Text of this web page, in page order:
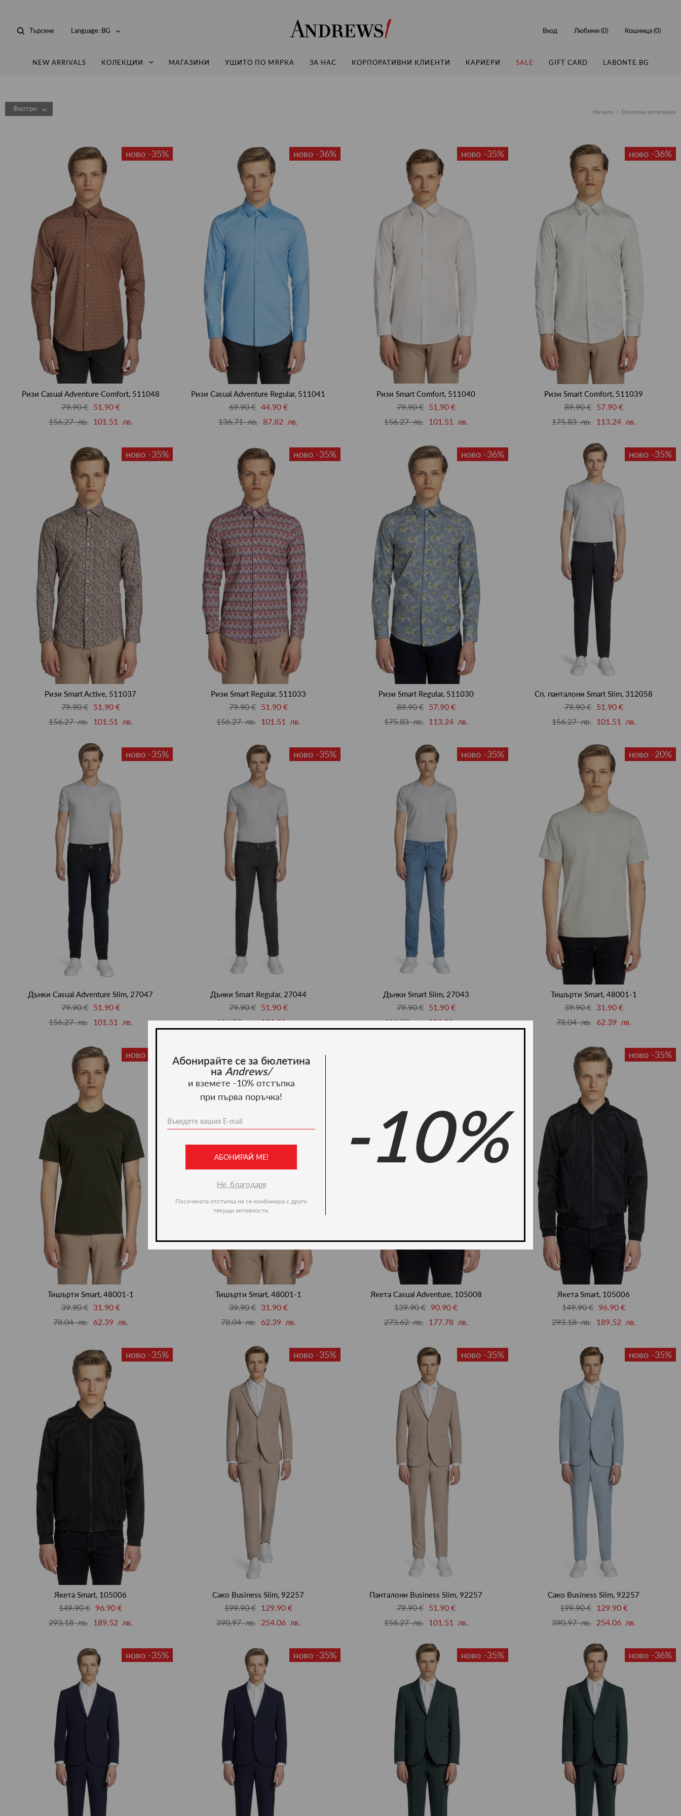
Andrews
Търсене Language: BG
NEW ARRIVALS КОЛЕКЦИИ МАГАЗИНИ УШИТО ПО МЯРКА ЗА НАС КОРПОРАТИВНИ КЛИЕНТИ КАРИЕРИ SALE GIFT CARD LABONTE.BG
Вход Любими (0) Кошница (0)
Филтри Начало Основна категория
ново -35%
Ризи Casual Adventure Comfort, 511048
79.90 €
51.90 €
156.27 лв.
101.51 лв.
ново -36%
Ризи Casual Adventure Regular, 511041
69.90 € 44.90 €
136.71 лв. 87.82 лв.
ново -35%
Ризи Smart Comfort, 511040
79.90 €
51.90 €
156.27 лв.
101.51 лв.
ново -36%
Ризи Smart Comfort, 511039
89.90 €
57.90 €
175.83 лв.
113.24 лв.
ново -35%
Ризи Smart Active, 511037
79.90 €
51.90 €
156.27 лв.
101.51 лв.
ново -35%
Ризи Smart Regular, 511033
79.90 €
51.90 €
156.27 лв.
101.51 лв.
ново -36%
Ризи Smart Regular, 511030
89.90 €
57.90 €
175.83 лв.
113.24 лв.
ново -35%
Сп. панталони Smart Slim, 312058
79.90 €
51.90 €
156.27 лв.
101.51 лв.
ново -35%
Дънки Casual Adventure Slim, 27047
79.90 €
51.90 €
156.27 лв.
101.51 лв.
ново -35%
Дънки Smart Regular, 27044
79.90 €
51.90 €
156.27 лв. 101.51 лв.
ново -35%
Дънки Smart Slim, 27043
79.90 €
51.90 €
156.27 лв. 101.51 лв.
ново -20%
Тишърти Smart, 48001-1
39.90 €
31.90 €
78.04 лв.
62.39 лв.
ново -20%
Тишърти Smart, 48001-1
39.90 €
31.90 €
78.04 лв.
62.39 лв.
ново -20%
Тишърти Smart, 48001-1
39.90 €
31.90 €
78.04 лв.
62.39 лв.
Якета Casual Adventure, 105008
139.90 € 90.90 €
273.62 лв.
177.78 лв.
ново -35%
Якета Smart, 105006
149.90 € 96.90 €
293.18 лв.
189.52 лв.
ново -35%
Якета Smart, 105006
149.90 € 96.90 €
293.18 лв.
189.52 лв.
ново -35%
Сако Business Slim, 92257
199.90 €
129.90 €
390.97 лв.
254.06 лв.
ново -35%
Панталони Business Slim, 92257
79.90 €
51.90 €
156.27 лв.
101.51 лв.
ново -35%
Сако Business Slim, 92257
199.90 €
129.90 €
390.97 лв.
254.06 лв.
ново -35% ново -35% ново -35% ново -36%
Абонирайте се за бюлетина
на Andrews/
и вземете -10% отстъпка
при първа поръчка!
АБОНИРАЙ МЕ!
Не, благодаря
Посочената отстъпка не се комбинира с други
текущи активности.
-10%